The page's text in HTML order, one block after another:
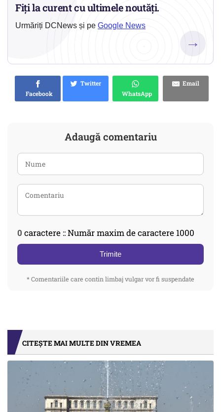
Fiți la curent cu ultimele noutăți.
Urmăriți DCNews și pe Google News
→
Facebook
Twitter
WhatsApp
Email
Adaugă comentariu
0 caractere :: Număr maxim de caractere 1000
Trimite
* Comentariile care contin limbaj vulgar vor fi suspendate
CITEȘTE MAI MULTE DIN VREMEA